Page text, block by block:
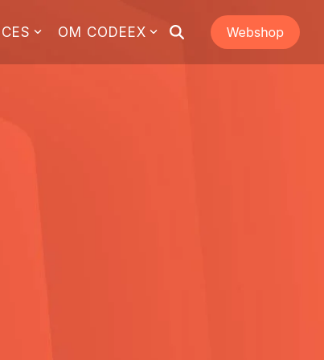
OM CODEEX